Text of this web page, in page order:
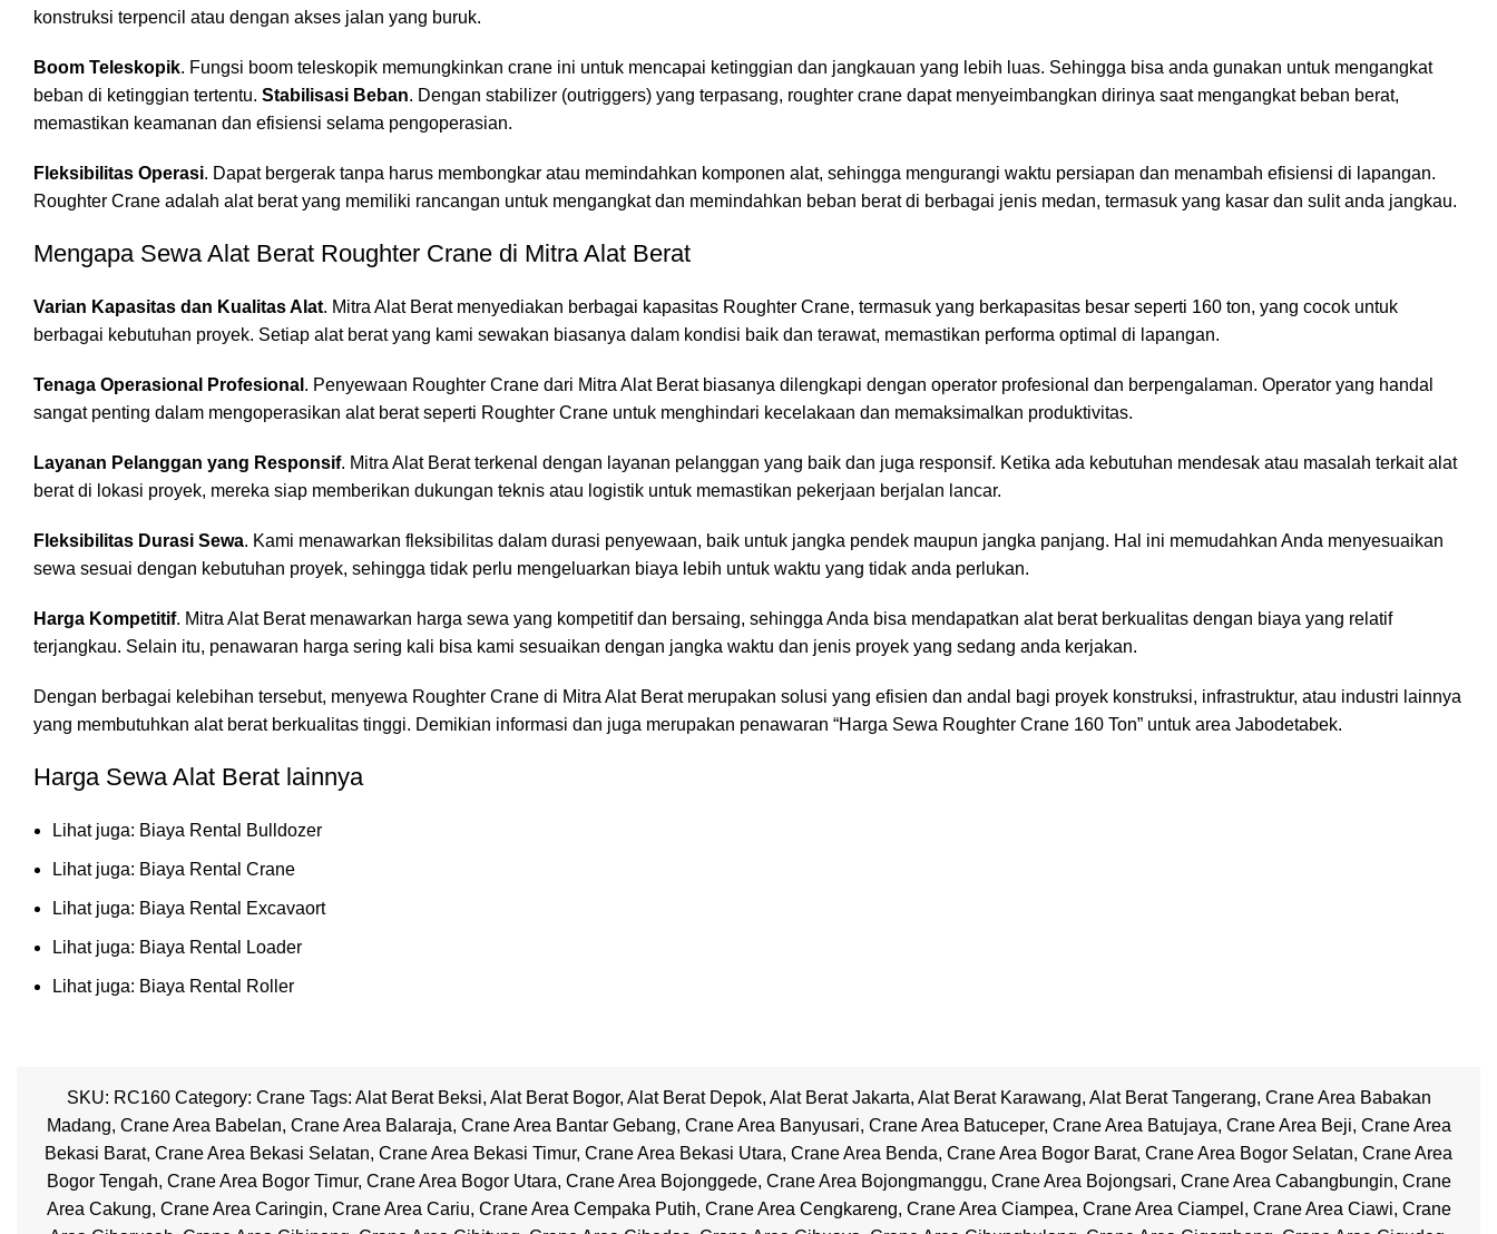
konstruksi terpencil atau dengan akses jalan yang buruk.
Boom Teleskopik. Fungsi boom teleskopik memungkinkan crane ini untuk mencapai ketinggian dan jangkauan yang lebih luas. Sehingga bisa anda gunakan untuk mengangkat
beban di ketinggian tertentu. Stabilisasi Beban. Dengan stabilizer (outriggers) yang terpasang, roughter crane dapat menyeimbangkan dirinya saat mengangkat beban berat,
memastikan keamanan dan efisiensi selama pengoperasian.
Fleksibilitas Operasi. Dapat bergerak tanpa harus membongkar atau memindahkan komponen alat, sehingga mengurangi waktu persiapan dan menambah efisiensi di lapangan.
Roughter Crane adalah alat berat yang memiliki rancangan untuk mengangkat dan memindahkan beban berat di berbagai jenis medan, termasuk yang kasar dan sulit anda jangkau.
Mengapa Sewa Alat Berat Roughter Crane di Mitra Alat Berat
Varian Kapasitas dan Kualitas Alat. Mitra Alat Berat menyediakan berbagai kapasitas Roughter Crane, termasuk yang berkapasitas besar seperti 160 ton, yang cocok untuk
berbagai kebutuhan proyek. Setiap alat berat yang kami sewakan biasanya dalam kondisi baik dan terawat, memastikan performa optimal di lapangan.
Tenaga Operasional Profesional . Penyewaan Roughter Crane dari Mitra Alat Berat biasanya dilengkapi dengan operator profesional dan berpengalaman. Operator yang handal
sangat penting dalam mengoperasikan alat berat seperti Roughter Crane untuk menghindari kecelakaan dan memaksimalkan produktivitas.
Layanan Pelanggan yang Responsif. Mitra Alat Berat terkenal dengan layanan pelanggan yang baik dan juga responsif. Ketika ada kebutuhan mendesak atau masalah terkait alat
berat di lokasi proyek, mereka siap memberikan dukungan teknis atau logistik untuk memastikan pekerjaan berjalan lancar.
Fleksibilitas Durasi Sewa. Kami menawarkan fleksibilitas dalam durasi penyewaan, baik untuk jangka pendek maupun jangka panjang. Hal ini memudahkan Anda menyesuaikan
sewa sesuai dengan kebutuhan proyek, sehingga tidak perlu mengeluarkan biaya lebih untuk waktu yang tidak anda perlukan.
Harga Kompetitif. Mitra Alat Berat menawarkan harga sewa yang kompetitif dan bersaing, sehingga Anda bisa mendapatkan alat berat berkualitas dengan biaya yang relatif
terjangkau. Selain itu, penawaran harga sering kali bisa kami sesuaikan dengan jangka waktu dan jenis proyek yang sedang anda kerjakan.
Dengan berbagai kelebihan tersebut, menyewa Roughter Crane di Mitra Alat Berat merupakan solusi yang efisien dan andal bagi proyek konstruksi, infrastruktur, atau industri lainnya
yang membutuhkan alat berat berkualitas tinggi. Demikian informasi dan juga merupakan penawaran “Harga Sewa Roughter Crane 160 Ton” untuk area Jabodetabek.
Harga Sewa Alat Berat lainnya
Lihat juga: Biaya Rental Bulldozer
Lihat juga: Biaya Rental Crane
Lihat juga: Biaya Rental Excavaort
Lihat juga: Biaya Rental Loader
Lihat juga: Biaya Rental Roller
SKU: RC160 Category: Crane Tags: Alat Berat Beksi, Alat Berat Bogor, Alat Berat Depok, Alat Berat Jakarta, Alat Berat Karawang, Alat Berat Tangerang, Crane Area Babakan
Madang, Crane Area Babelan, Crane Area Balaraja, Crane Area Bantar Gebang, Crane Area Banyusari, Crane Area Batuceper, Crane Area Batujaya, Crane Area Beji, Crane Area
Bekasi Barat, Crane Area Bekasi Selatan, Crane Area Bekasi Timur, Crane Area Bekasi Utara, Crane Area Benda, Crane Area Bogor Barat, Crane Area Bogor Selatan, Crane Area
Bogor Tengah, Crane Area Bogor Timur, Crane Area Bogor Utara, Crane Area Bojonggede, Crane Area Bojongmanggu, Crane Area Bojongsari, Crane Area Cabangbungin, Crane
Area Cakung, Crane Area Caringin, Crane Area Cariu, Crane Area Cempaka Putih, Crane Area Cengkareng, Crane Area Ciampea, Crane Area Ciampel , Crane Area Ciawi, Crane